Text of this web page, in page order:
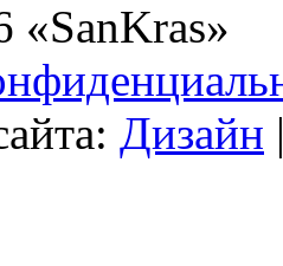
«SanKras»
Дизайн